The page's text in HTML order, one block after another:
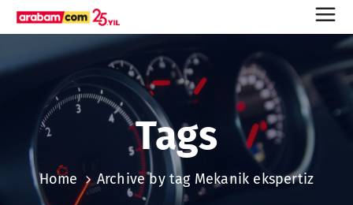
Tags
Home Archive by tag Mekanik ekspertiz